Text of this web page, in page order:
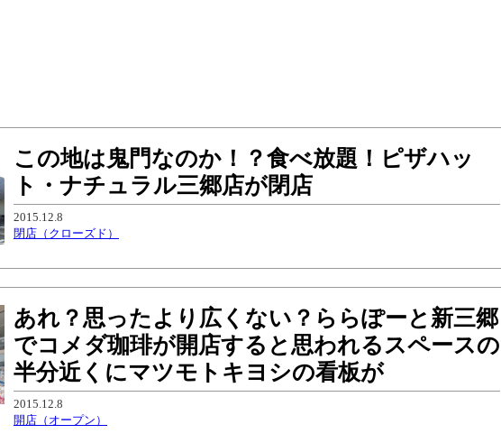
この地は鬼門なのか！？食べ放題！ピザハッ
ト・ナチュラル三郷店が閉店
2015.12.8
閉店（クローズド）
あれ？思ったより広くない？ららぽーと新三郷
でコメダ珈琲が開店すると思われるスペースの
半分近くにマツモトキヨシの看板が
2015.12.8
開店（オープン）